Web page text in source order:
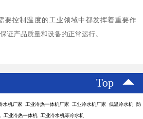
要控制温度的工业领域中都发挥着重要作
证产品质量和设备的正常运行。
Top
水机厂家 工业冷热一体机厂家 工业冷水机厂家 低温冷水机 防
工业冷热一体机 工业冷水机等冷水机